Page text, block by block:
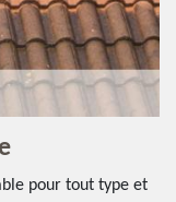
pour tout type et